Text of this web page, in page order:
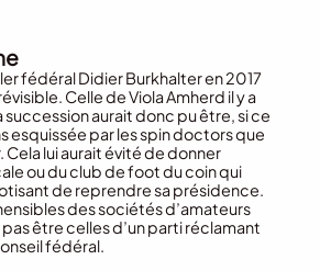
fédéral Didier Burkhalter en 2017
Celle de Viola Amherd il y a
succession aurait donc pu être, si ce
esquissée par les spin doctors que
lui aurait évité de donner
ou du club de foot du coin qui
de reprendre sa présidence.
des sociétés d’amateurs
être celles d’un parti réclamant
fédéral.